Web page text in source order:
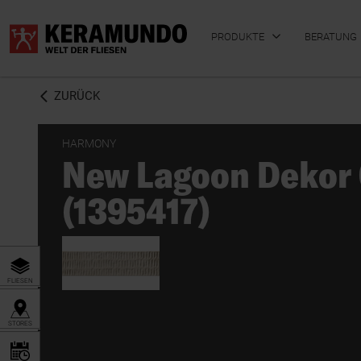
PRODUKTE
BADFLIESEN KÜCHENFLIESEN
BERATUNG
ZURÜCK
HARMONY
New Lagoon
(1395417)
FLIESEN
STORES